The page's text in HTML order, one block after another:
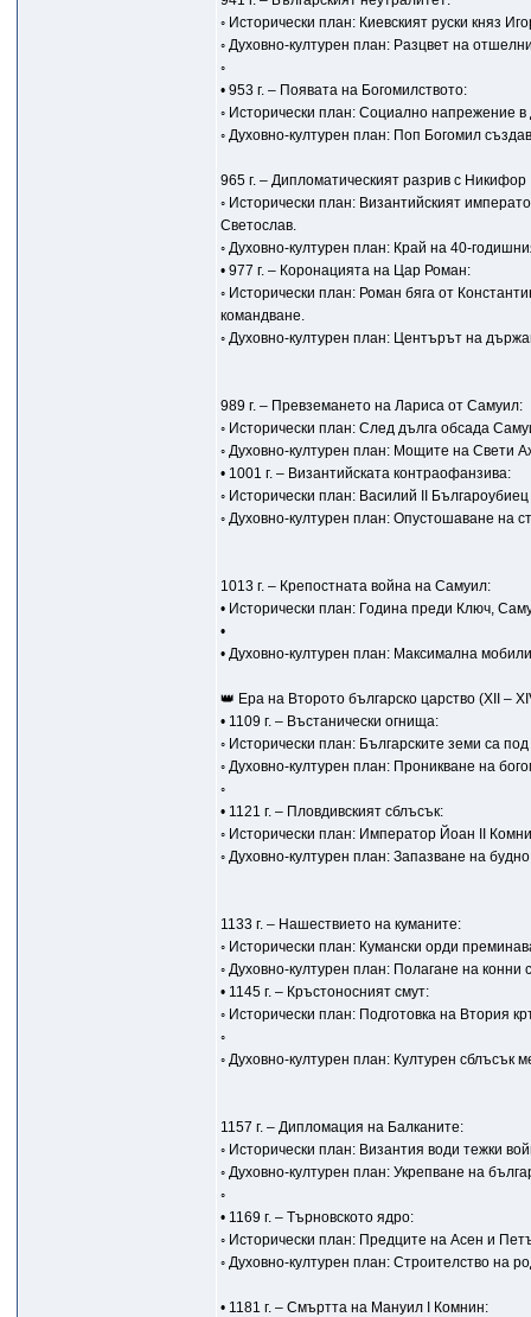
◦ Исторически план: Киевският руски княз
◦ Духовно-културен план: Разцвет на
◦
• 953 г. – Появата на Богомилството:
◦ Исторически план: Социално напрежение
◦ Духовно-културен план: Поп Богомил
965 г. – Дипломатическият разрив с Никифор
◦ Исторически план: Византийският
Светослав.
◦ Духовно-културен план: Край на 40-
• 977 г. – Коронацията на Цар Роман:
◦ Исторически план: Роман бяга от
командване.
◦ Духовно-културен план: Центърът на
989 г. – Превземането на Лариса от Самуил:
◦ Исторически план: След дълга обсада
◦ Духовно-културен план: Мощите на Свети
• 1001 г. – Византийската контраофанзива:
◦ Исторически план: Василий II
◦ Духовно-културен план: Опустошаване на
1013 г. – Крепостната война на Самуил:
• Исторически план: Година преди Ключ,
•
• Духовно-културен план: Максимална
👑 Ера на Второто българско царство (XII –
• 1109 г. – Въстанически огнища:
◦ Исторически план: Българските земи са
◦ Духовно-културен план: Проникване на
◦
• 1121 г. – Пловдивският сблъсък:
◦ Исторически план: Император Йоан II
◦ Духовно-културен план: Запазване на
1133 г. – Нашествието на куманите:
◦ Исторически план: Кумански орди
◦ Духовно-културен план: Полагане на
• 1145 г. – Кръстоносният смут:
◦ Исторически план: Подготовка на Втория
◦
◦ Духовно-културен план: Културен сблъсък
1157 г. – Дипломация на Балканите:
◦ Исторически план: Византия води тежки
◦ Духовно-културен план: Укрепване на
◦
• 1169 г. – Търновското ядро:
◦ Исторически план: Предците на Асен и
◦ Духовно-културен план: Строителство на
• 1181 г. – Смъртта на Мануил I Комнин: